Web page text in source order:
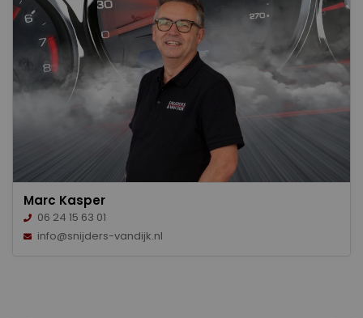
Marc Kasper
06 24 15 63 01
info@snijders-vandijk.nl